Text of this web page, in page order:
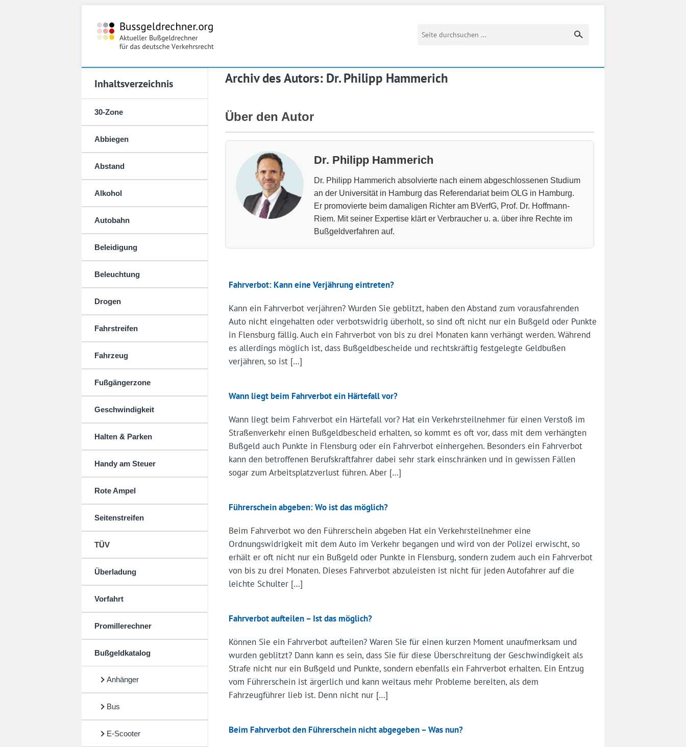
Suchbegriff eingeben
Inhaltsverzeichnis
30-Zone
Abbiegen
Abstand
Alkohol
Autobahn
Beleidigung
Beleuchtung
Drogen
Fahrstreifen
Fahrzeug
Fußgängerzone
Geschwindigkeit
Halten & Parken
Handy am Steuer
Rote Ampel
Seitenstreifen
TÜV
Überladung
Vorfahrt
Promillerechner
Bußgeldkatalog
Anhänger
Bus
E-Scooter
Archiv des Autors: Dr. Philipp Hammerich
Über den Autor
Dr. Philipp Hammerich
Dr. Philipp Hammerich absolvierte nach einem abgeschlossenen Studium
an der Universität in Hamburg das Referendariat beim OLG in Hamburg.
Er promovierte beim damaligen Richter am BVerfG, Prof. Dr. Hoffmann-
Riem. Mit seiner Expertise klärt er Verbraucher u. a. über ihre Rechte im
Bußgeldverfahren auf.
Fahrverbot: Kann eine Verjährung eintreten?
Kann ein Fahrverbot verjähren? Wurden Sie geblitzt, haben den Abstand zum vorausfahrenden
Auto nicht eingehalten oder verbotswidrig überholt, so sind oft nicht nur ein Bußgeld oder Punkte
in Flensburg fällig. Auch ein Fahrverbot von bis zu drei Monaten kann verhängt werden. Während
es allerdings möglich ist, dass Bußgeldbescheide und rechtskräftig festgelegte Geldbußen
verjähren, so ist […]
Wann liegt beim Fahrverbot ein Härtefall vor?
Wann liegt beim Fahrverbot ein Härtefall vor? Hat ein Verkehrsteilnehmer für einen Verstoß im
Straßenverkehr einen Bußgeldbescheid erhalten, so kommt es oft vor, dass mit dem verhängten
Bußgeld auch Punkte in Flensburg oder ein Fahrverbot einhergehen. Besonders ein Fahrverbot
kann den betroffenen Berufskraftfahrer dabei sehr stark einschränken und in gewissen Fällen
sogar zum Arbeitsplatzverlust führen. Aber […]
Führerschein abgeben: Wo ist das möglich?
Beim Fahrverbot wo den Führerschein abgeben Hat ein Verkehrsteilnehmer eine
Ordnungswidrigkeit mit dem Auto im Verkehr begangen und wird von der Polizei erwischt, so
erhält er oft nicht nur ein Bußgeld oder Punkte in Flensburg, sondern zudem auch ein Fahrverbot
von bis zu drei Monaten. Dieses Fahrverbot abzuleisten ist nicht für jeden Autofahrer auf die
leichte Schulter […]
Fahrverbot aufteilen – Ist das möglich?
Können Sie ein Fahrverbot aufteilen? Waren Sie für einen kurzen Moment unaufmerksam und
wurden geblitzt? Dann kann es sein, dass Sie für diese Überschreitung der Geschwindigkeit als
Strafe nicht nur ein Bußgeld und Punkte, sondern ebenfalls ein Fahrverbot erhalten. Ein Entzug
vom Führerschein ist ärgerlich und kann weitaus mehr Probleme bereiten, als dem
Fahrzeugführer lieb ist. Denn nicht nur […]
Beim Fahrverbot den Führerschein nicht abgegeben – Was nun?